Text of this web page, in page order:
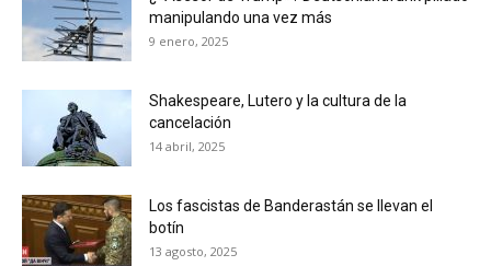
manipulando una vez más
9 enero, 2025
Shakespeare, Lutero y la cultura de la
cancelación
14 abril, 2025
Los fascistas de Banderastán se llevan el
botín
13 agosto, 2025